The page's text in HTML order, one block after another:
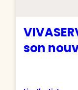
son